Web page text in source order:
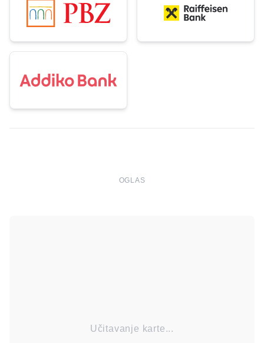
OGLAS
Učitavanje karte...